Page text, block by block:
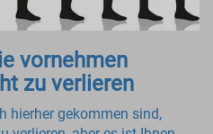
vornehmen
zu verlieren
hierher gekommen sind,